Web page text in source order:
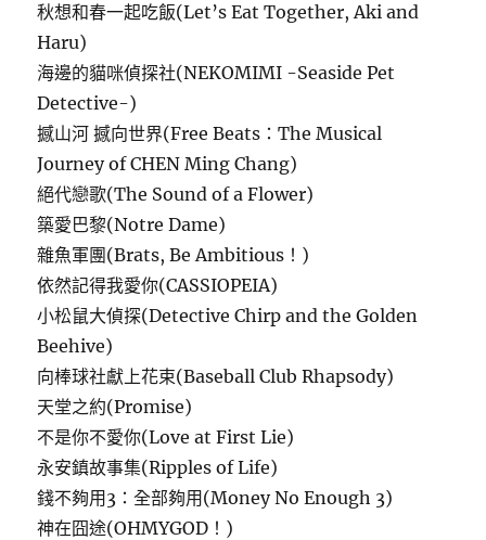
秋想和春一起吃飯(Let’s Eat Together, Aki and
Haru)
海邊的貓咪偵探社(NEKOMIMI -Seaside Pet
Detective-)
撼山河 撼向世界(Free Beats：The Musical
Journey of CHEN Ming Chang)
絕代戀歌(The Sound of a Flower)
築愛巴黎(Notre Dame)
雜魚軍團(Brats, Be Ambitious！)
依然記得我愛你(CASSIOPEIA)
小松鼠大偵探(Detective Chirp and the Golden
Beehive)
向棒球社獻上花束(Baseball Club Rhapsody)
天堂之約(Promise)
不是你不愛你(Love at First Lie)
永安鎮故事集(Ripples of Life)
錢不夠用3：全部夠用(Money No Enough 3)
神在囧途(OHMYGOD！)